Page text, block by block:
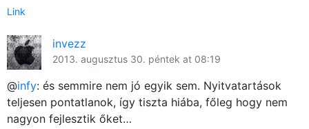
Link
invezz
2013. augusztus 30. péntek at 08:19
@infy: és semmire nem jó egyik sem. Nyitvatartások
teljesen pontatlanok, így tiszta hiába, főleg hogy nem
nagyon fejlesztik őket…